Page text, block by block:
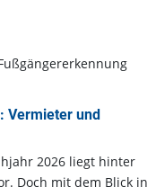
Vermieter und
2026 liegt hinter
Doch mit dem Blick in